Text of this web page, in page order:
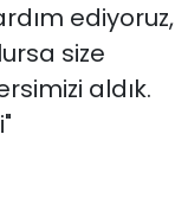
ediyoruz,
size
aldık.